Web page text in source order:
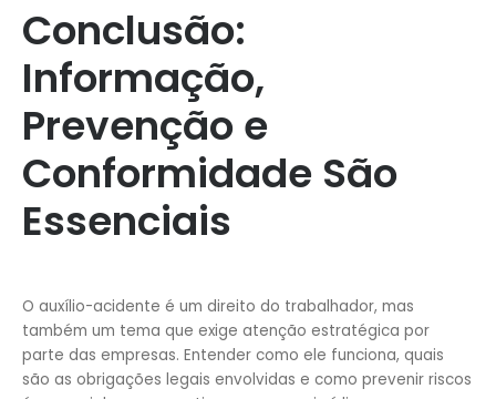
Conclusão:
Informação,
Prevenção e
Conformidade São
Essenciais
O auxílio-acidente é um direito do trabalhador, mas
também um tema que exige atenção estratégica por
parte das empresas. Entender como ele funciona, quais
são as obrigações legais envolvidas e como prevenir riscos